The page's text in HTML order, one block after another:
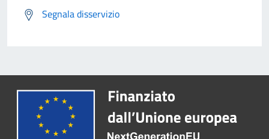
Segnala disservizio